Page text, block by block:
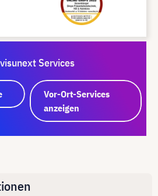
visunext Services
Vor-Ort-Services
anzeigen